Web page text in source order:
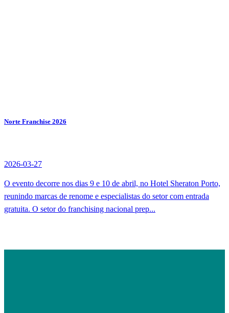
Norte Franchise 2026
2026-03-27
O evento decorre nos dias 9 e 10 de abril, no Hotel Sheraton Porto,
reunindo marcas de renome e especialistas do setor com entrada
gratuita. O setor do franchising nacional prep...